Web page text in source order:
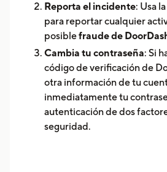
Reporta el incidente: Usa
para reportar cualquier
posiblefraude de
Cambia tu contraseña: Si
código de verificación de
otra información de tu
inmediatamente tu
autenticación de dos
seguridad.